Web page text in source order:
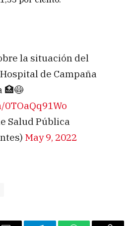
la situación del
de Campaña
🏥😷
Salud Pública
May 9, 2022